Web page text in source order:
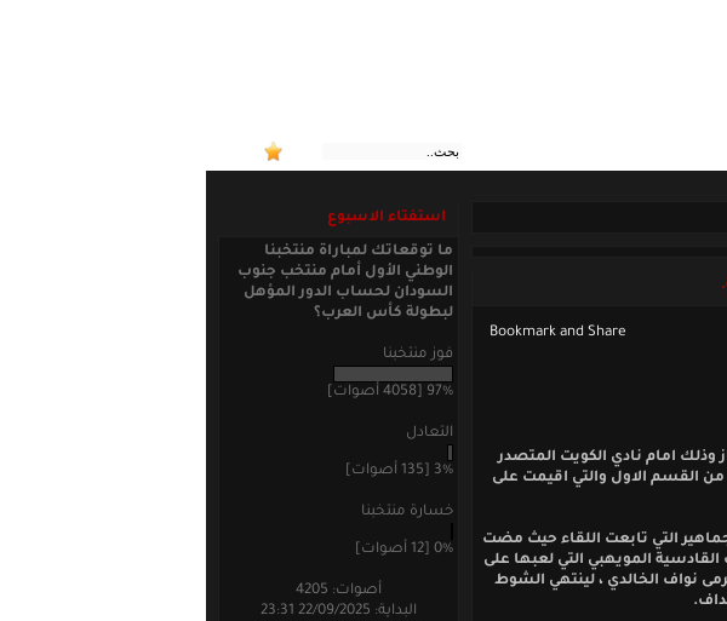
وذلك امام نادي الكويت المتصدر
القسم الاول والتي اقيمت على
التي تابعت اللقاء حيث مضت
المويهبي التي لعبها على
نواف الخالدي ، لينتهي الشوط
استفتاء الاسبوع
ما توقعاتك لمباراة منتخبنا
الوطني الأول أمام منتخب جنوب
السودان لحساب الدور المؤهل
لبطولة كأس العرب؟
فوز منتخبنا
97% [4058 أصوات]
التعادل
3% [135 أصوات]
خسارة منتخبنا
0% [12 أصوات]
أصوات: 4205
البداية: 22/09/2025 23:31